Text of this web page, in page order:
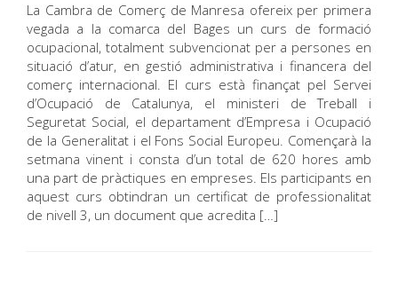
La Cambra de Comerç de Manresa ofereix per primera
vegada a la comarca del Bages un curs de formació
ocupacional, totalment subvencionat per a persones en
situació d’atur, en gestió administrativa i financera del
comerç internacional. El curs està finançat pel Servei
d’Ocupació de Catalunya, el ministeri de Treball i
Seguretat Social, el departament d’Empresa i Ocupació
de la Generalitat i el Fons Social Europeu. Començarà la
setmana vinent i consta d’un total de 620 hores amb
una part de pràctiques en empreses. Els participants en
aquest curs obtindran un certificat de professionalitat
de nivell 3, un document que acredita […]